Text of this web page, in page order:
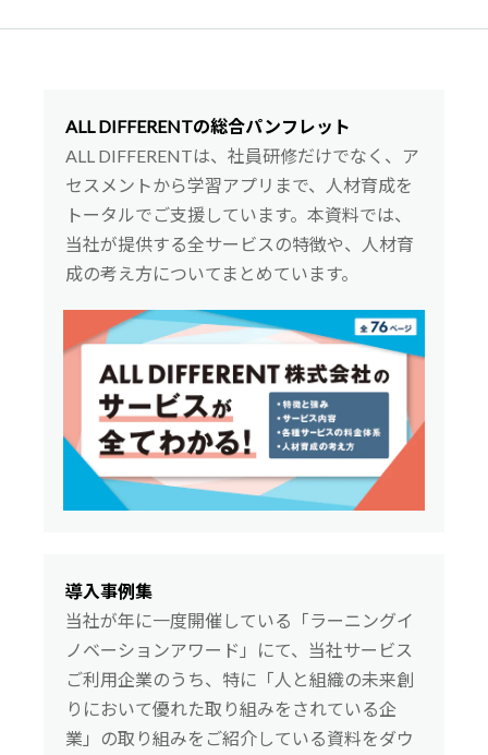
ALL DIFFERENTの総合パンフレット
ALL DIFFERENTは、社員研修だけでなく、ア
セスメントから学習アプリまで、人材育成を
トータルでご支援しています。本資料では、
当社が提供する全サービスの特徴や、人材育
成の考え方についてまとめています。
導入事例集
当社が年に一度開催している「ラーニングイ
ノベーションアワード」にて、当社サービス
ご利用企業のうち、特に「人と組織の未来創
りにおいて優れた取り組みをされている企
業」の取り組みをご紹介している資料をダウ